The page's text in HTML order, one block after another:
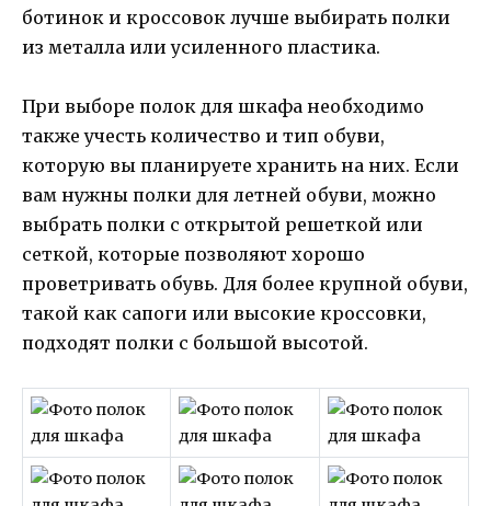
ботинок и кроссовок лучше выбирать полки
из металла или усиленного пластика.
При выборе полок для шкафа необходимо
также учесть количество и тип обуви,
которую вы планируете хранить на них. Если
вам нужны полки для летней обуви, можно
выбрать полки с открытой решеткой или
сеткой, которые позволяют хорошо
проветривать обувь. Для более крупной обуви,
такой как сапоги или высокие кроссовки,
подходят полки с большой высотой.